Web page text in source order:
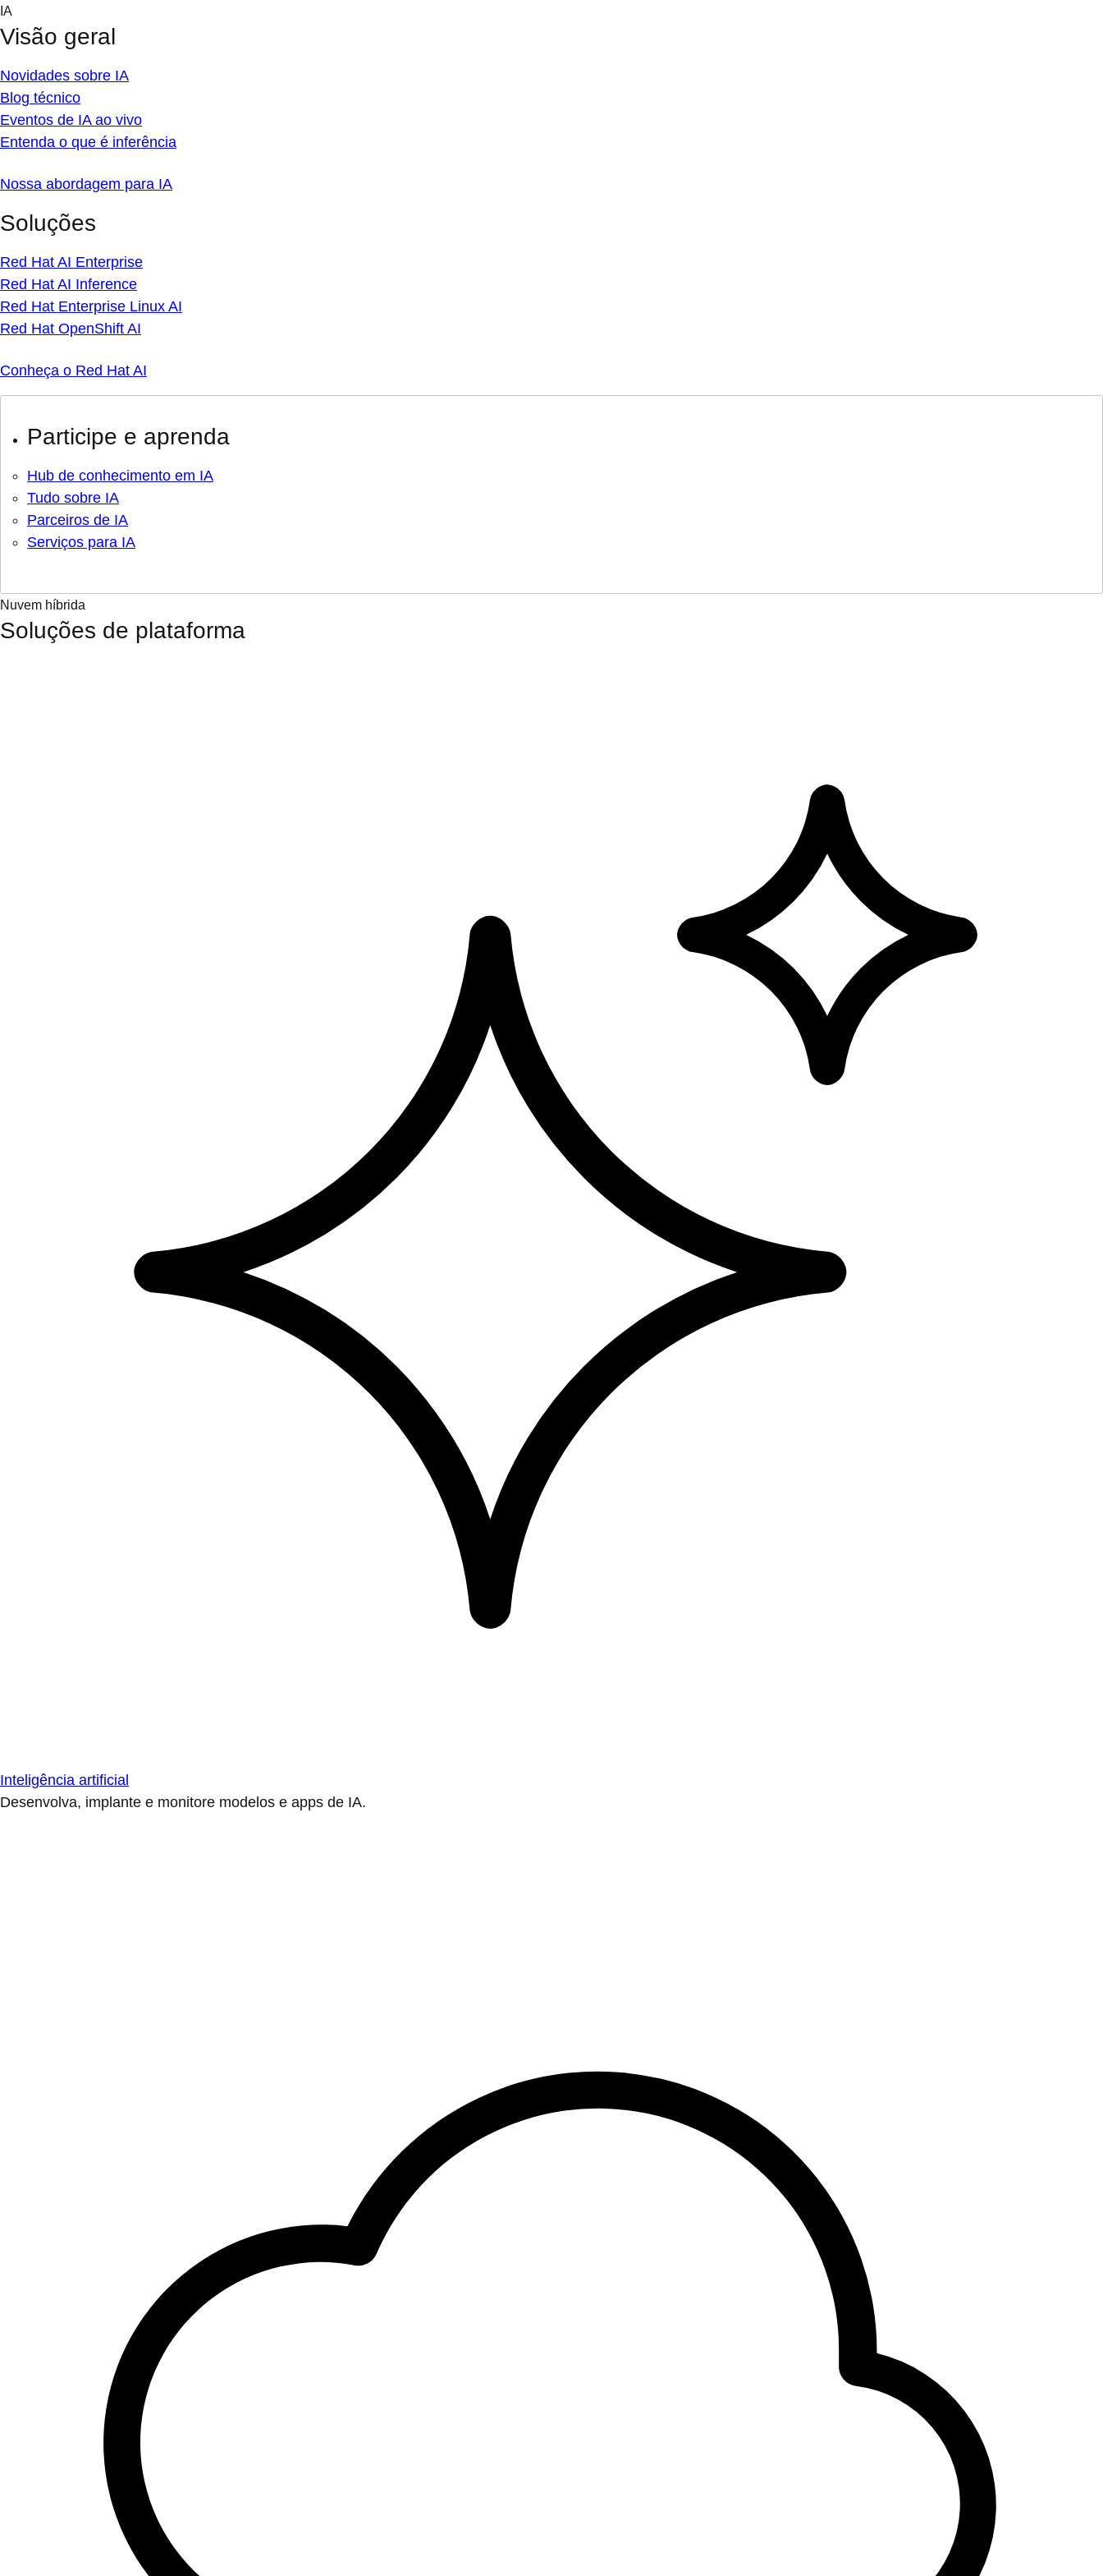
Skip
content
IA
Visão geral
Novidades sobre IA
Blog técnico
Eventos de IA ao vivo
Entenda o que é inferência
Nossa abordagem para IA
Soluções
Red Hat AI Enterprise
Red Hat AI Inference
Red Hat Enterprise Linux AI
Red Hat OpenShift AI
Conheça o Red Hat AI
Participe e aprenda
Hub de conhecimento em IA
Tudo sobre IA
Parceiros de IA
Serviços para IA
Nuvem híbrida
Soluções de plataforma
Inteligência artificial
Desenvolva, implante e monitore modelos e apps de IA.